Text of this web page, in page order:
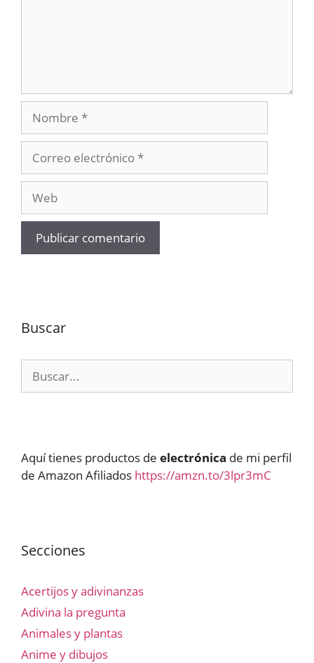
Nombre
electrónico
Buscar
Aquí tienes productos de electrónica de mi perfil
de Amazon Afiliados https://amzn.to/3lpr3mC
Secciones
Acertijos y adivinanzas
Adivina la pregunta
Animales y plantas
Anime y dibujos